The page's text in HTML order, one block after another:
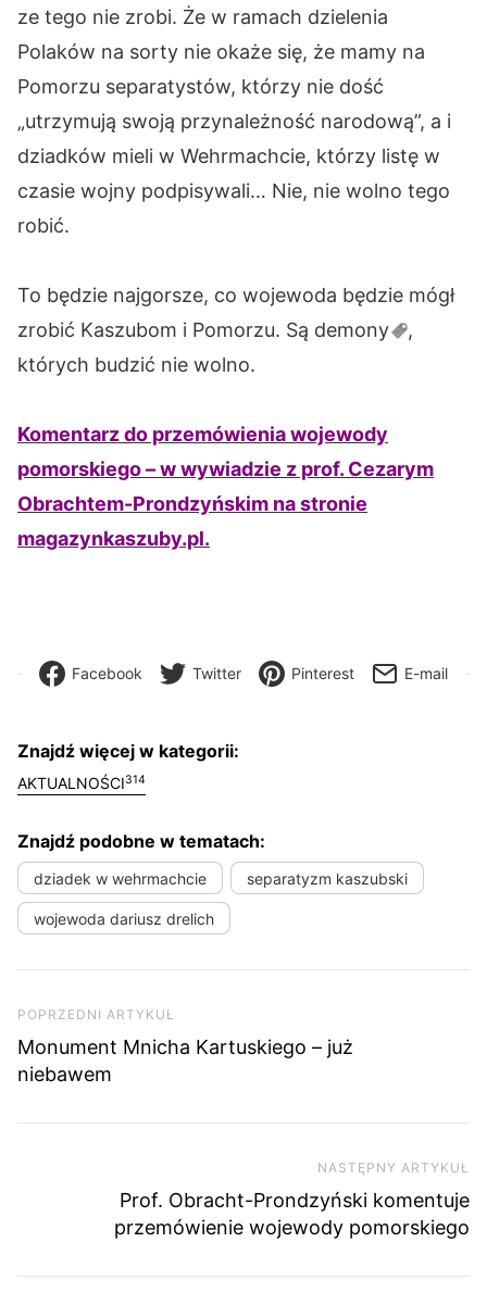
ze tego nie zrobi. Że w ramach dzielenia
Polaków na sorty nie okaże się, że mamy na
Pomorzu separatystów, którzy nie dość
„utrzymują swoją przynależność narodową”, a i
dziadków mieli w Wehrmachcie, którzy listę w
czasie wojny podpisywali… Nie, nie wolno tego
robić.
To będzie najgorsze, co wojewoda będzie mógł
zrobić Kaszubom i Pomorzu. Są demony
,
których budzić nie wolno.
Komentarz do przemówienia wojewody
pomorskiego – w wywiadzie z prof. Cezarym
Obrachtem-Prondzyńskim na stronie
magazynkaszuby.pl.
Facebook Twitter Pinterest E-mail
Znajdź więcej w kategorii:
AKTUALNOŚCI314
Znajdź podobne w tematach:
dziadek w wehrmachcie separatyzm kaszubski
wojewoda dariusz drelich
Poprzedni artykuł
POPRZEDNI ARTYKUŁ
Monument Mnicha Kartuskiego – już
niebawem
NASTĘPNY ARTYKUŁ
Prof. Obracht-Prondzyński komentuje
przemówienie wojewody pomorskiego